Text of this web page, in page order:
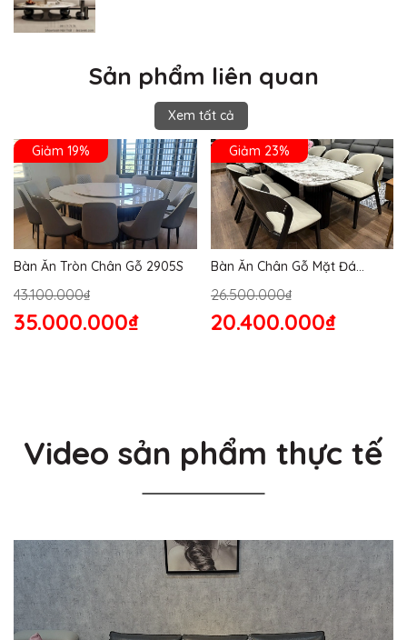
Sản phẩm liên quan
Xem tất cả
Giảm 19%
Bàn Ăn Tròn Chân Gỗ 2905S
43.100.000₫
35.000.000₫
Giảm 23%
Bàn Ăn Chân Gỗ Mặt Đá
26.500.000₫
20.400.000₫
Video sản phẩm thực tế